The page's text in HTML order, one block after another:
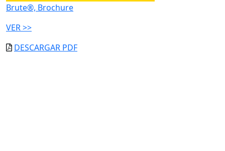
Brute®, Brochure
VER >>
DESCARGAR PDF